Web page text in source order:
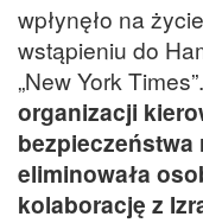
wpłynęło na
wstąpieniu do
„New York Times”.
organizacji
bezpieczeństwa
eliminowała
kolaborację z